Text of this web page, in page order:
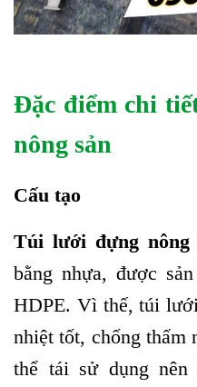
Đặc điểm chi
nông sản
Cấu tạo
Túi lưới đựng nông
bằng nhựa, được
HDPE. Vì thế, túi
nhiệt tốt, chống thấm
thể tái sử dụng